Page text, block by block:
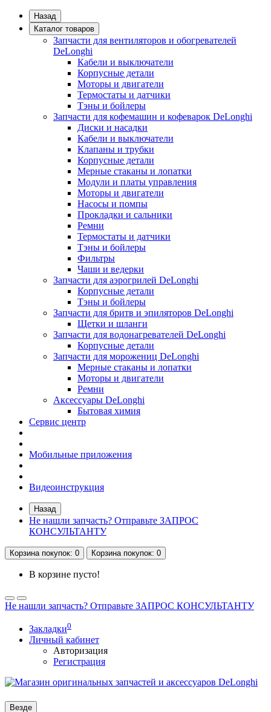
Назад
Каталог товаров
Запчасти для вентиляторов и обогревателей
DeLonghi
Кабели и выключатели
Корпусные детали
Моторы и двигатели
Термостаты и датчики
Тэны и бойлеры
Запчасти для кофемашин и кофеварок DeLonghi
Диски и насадки
Кабели и выключатели
Клапаны и трубки
Корпусные детали
Мерные стаканы и лопатки
Модули и платы управления
Моторы и двигатели
Насосы и помпы
Прокладки и сальники
Ремни
Термостаты и датчики
Тэны и бойлеры
Фильтры
Чаши и ведерки
Запчасти для аэрогрилей DeLonghi
Корпусные детали
Тэны и бойлеры
Запчасти для бритв и эпиляторов DeLonghi
Щетки и шланги
Запчасти для водонагревателей DeLonghi
Корпусные детали
Запчасти для морожениц DeLonghi
Мерные стаканы и лопатки
Моторы и двигатели
Ремни
Аксессуары DeLonghi
Бытовая химия
Сервис центр
Мобильные приложения
Видеоинструкция
Назад
Не нашли запчасть? Отправьте ЗАПРОС
КОНСУЛЬТАНТУ
Корзинапокупок: 0 Корзинапокупок: 0
В корзине пусто!
Не нашли запчасть? Отправьте ЗАПРОС КОНСУЛЬТАНТУ
Закладки0
Личный кабинет
Авторизация
Регистрация
Везде